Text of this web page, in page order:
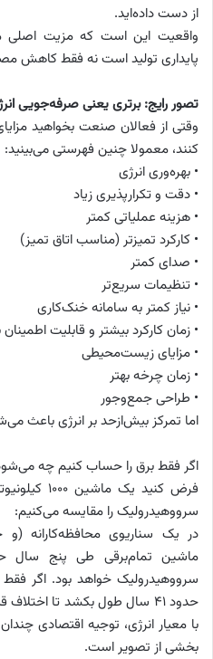
از دست داده‌اید.
واقعیت این است که مزیت اصلی
پایداری تولید است نه فقط کاهش
تصور رایج: برتری یعنی صرفه‌جویی
وقتی از فعالان صنعت بخواهید
کنند، معمولا چنین فهرستی می‌بینید:
• بهره‌وری انرژی
• دقت و تکرارپذیری زیاد
• هزینه عملیاتی کمتر
• کارکرد تمیزتر (مناسب اتاق تمیز)
• صدای کمتر
• تنظیمات سریع‌تر
• نیاز کمتر به سامانه خنک‌کاری
• زمان کارکرد بیشتر و قابلیت
• مزایای زیست‌محیطی
• زمان چرخه بهتر
• طراحی جمع‌وجور
اما تمرکز بیش‌ازحد بر انرژی باعث
اگر فقط برق را حساب کنیم چه
فرض کنید
سرووهیدرولیک را مقایسه می‌کنیم:
در یک سناریوی محافظه‌کارانه (و
سرووهیدرولیک خواهد بود. اگر
حدود ۴۱ سال طول بکشد تا
با معیار انرژی، توجیه اقتصادی
بخشی از تصویر است.